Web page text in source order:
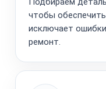
чтобы
исключает
ремонт.